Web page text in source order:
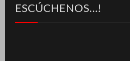
ESCÚCHENOS…!